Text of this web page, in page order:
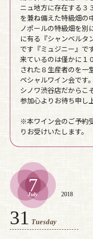
ニュ地方に存在する３
を兼ね備えた特級畑の
ノポールの特級畑を別
に有る『シャンベルタ
です『ミュジニー』で
来ているのは僅かに１
された８生産者のを一
ペシャルワイン会です。
シノワ渋谷店だからこ
参加心よりお待ち申し
※本ワイン会のご予約
りお受けいたします。
7
July 2018
31 Tuesday